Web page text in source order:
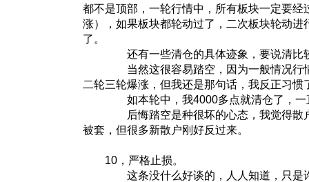
都不是顶部，一轮行情中，所有板块一定要经
涨），如果板块都轮动过了，二次板块轮动进
了。
还有一些清仓的具体迹象，要说清比较
当然这很容易踏空，因为一般情况行情
二轮三轮爆涨，但我还是那句话，我反正习惯
如本轮中，我4000多点就清仓了，一
后悔踏空是种很坏的心态，我觉得散户
被套，但很多新散户刚好反过来。
10，严格止损。
这条没什么好谈的，人人知道，只是许